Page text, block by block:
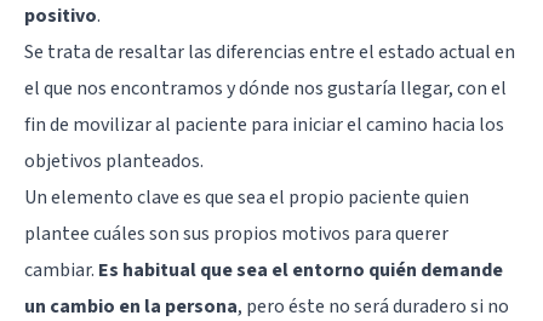
positivo.
Se trata de resaltar las diferencias entre el estado actual en
el que nos encontramos y dónde nos gustaría llegar, con el
fin de movilizar al paciente para iniciar el camino hacia los
objetivos planteados.
Un elemento clave es que sea el propio paciente quien
plantee cuáles son sus propios motivos para querer
cambiar. Es habitual que sea el entorno quién demande
un cambio en la persona, pero éste no será duradero si no